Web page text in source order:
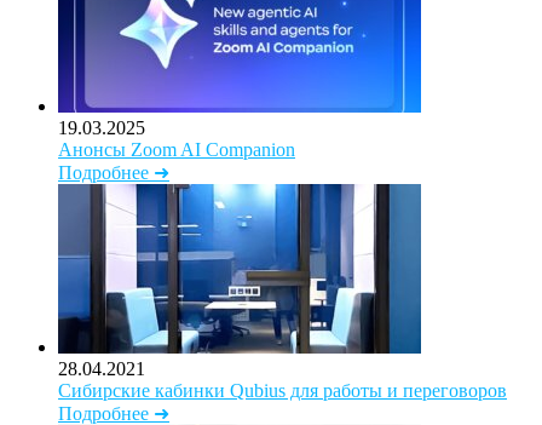
19.03.2025
Анонсы Zoom AI Companion
Подробнее ➜
28.04.2021
Сибирские кабинки Qubius для работы и переговоров
Подробнее ➜